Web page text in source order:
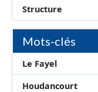
Structure
Mots-clés
Le Fayel
Houdancourt